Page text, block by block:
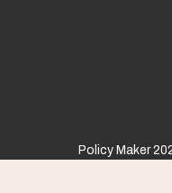
Policy Maker